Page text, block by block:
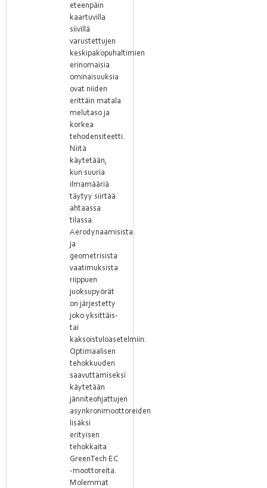
eteenpäin
kaartuvilla
siivillä
varustettujen
keskipakopuhaltimien
erinomaisia
ominaisuuksia
ovat niiden
erittäin matala
melutaso ja
korkea
tehodensiteetti.
Niitä
käytetään,
kun suuria
ilmamääriä
täytyy siirtää
ahtaassa
tilassa.
Aerodynaamisista
ja
geometrisista
vaatimuksista
riippuen
juoksupyörät
on järjestetty
joko yksittäis-
tai
kaksoistuloasetelmiin.
Optimaalisen
tehokkuuden
saavuttamiseksi
käytetään
jänniteohjattujen
asynkronimoottoreiden
lisäksi
erityisen
tehokkaita
GreenTech EC
-moottoreita.
Molemmat